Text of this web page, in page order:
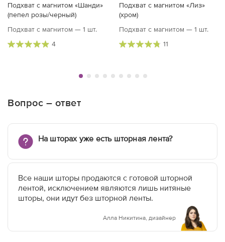
Подхват с магнитом «Шанди»
(пепел розы/черный)
Подхват с магнитом — 1 шт.
4
Подхват с магнитом «Лиз»
(хром)
Подхват с магнитом — 1 шт.
11
Вопрос – ответ
На шторах уже есть шторная лента?
Все наши шторы продаются с готовой шторной
лентой, исключением являются лишь нитяные
шторы, они идут без шторной ленты.
Алла Никитина, дизайнер